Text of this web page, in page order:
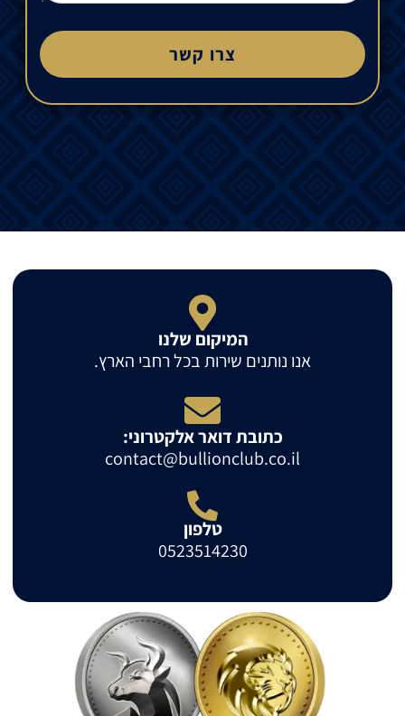
צרו קשר
המיקום שלנו
אנו נותנים שירות בכל רחבי הארץ.
כתובת דואר אלקטרוני:
contact@bullionclub.co.il
טלפון
0523514230